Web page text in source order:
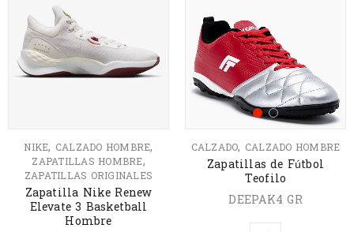
NIKE, CALZADO HOMBRE,
ZAPATILLAS HOMBRE,
ZAPATILLAS ORIGINALES
Zapatilla Nike Renew
Elevate 3 Basketball
Hombre
CALZADO, CALZADO HOMBRE
Zapatillas de Fútbol
Teofilo
DEEPAK4 GR